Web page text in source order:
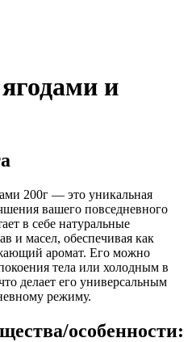
и
200г — это уникальная
вашего повседневного
в себе натуральные
и масел, обеспечивая как
аромат. Его можно
тела или холодным в
делает его универсальным
режиму.
особенности: